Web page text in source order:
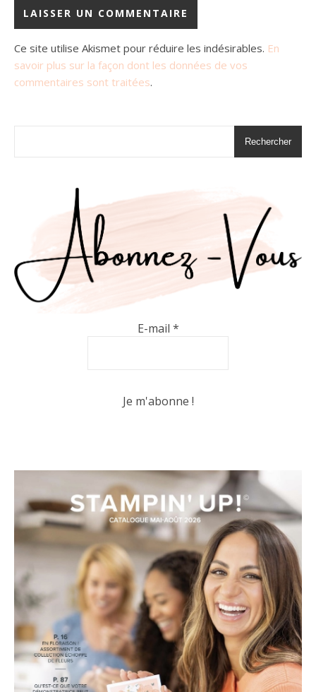
Ce site utilise Akismet pour réduire les indésirables. En
savoir plus sur la façon dont les données de vos
commentaires sont traitées.
Rechercher
E-mail *